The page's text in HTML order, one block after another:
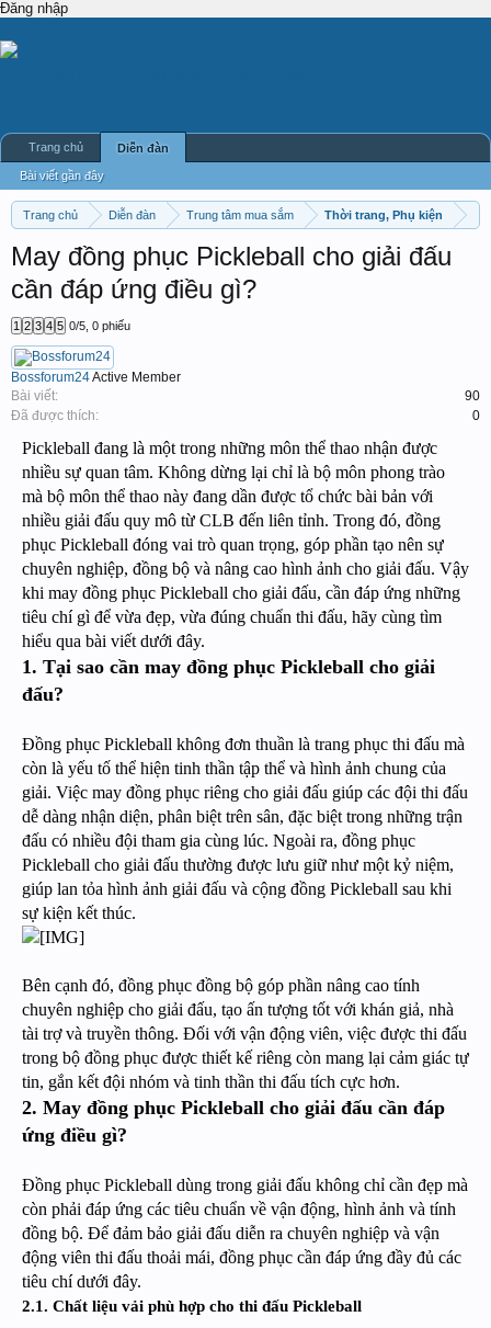
Đăng nhập
Trang chủ Diễn đàn Trung tâm mua sắm Thời trang, Phụ kiện
May đồng phục Pickleball cho giải đấu
cần đáp ứng điều gì?
1 2 3 4 5 0/5 0 phiếu
Bossforum24Active Member
Bài viết:
90
Đã được thích:
0
Pickleball đang là một trong những môn thể thao nhận được
nhiều sự quan tâm. Không dừng lại chỉ là bộ môn phong trào
mà bộ môn thể thao này đang dần được tổ chức bài bản với
nhiều giải đấu quy mô từ CLB đến liên tỉnh. Trong đó, đồng
phục Pickleball đóng vai trò quan trọng, góp phần tạo nên sự
chuyên nghiệp, đồng bộ và nâng cao hình ảnh cho giải đấu. Vậy
khi may đồng phục Pickleball cho giải đấu, cần đáp ứng những
tiêu chí gì để vừa đẹp, vừa đúng chuẩn thi đấu, hãy cùng tìm
hiểu qua bài viết dưới đây.
1. Tại sao cần may đồng phục Pickleball cho giải
đấu?
Đồng phục Pickleball không đơn thuần là trang phục thi đấu mà
còn là yếu tố thể hiện tinh thần tập thể và hình ảnh chung của
giải. Việc may đồng phục riêng cho giải đấu giúp các đội thi đấu
dễ dàng nhận diện, phân biệt trên sân, đặc biệt trong những trận
đấu có nhiều đội tham gia cùng lúc. Ngoài ra, đồng phục
Pickleball cho giải đấu thường được lưu giữ như một kỷ niệm,
giúp lan tỏa hình ảnh giải đấu và cộng đồng Pickleball sau khi
sự kiện kết thúc.
Bên cạnh đó, đồng phục đồng bộ góp phần nâng cao tính
chuyên nghiệp cho giải đấu, tạo ấn tượng tốt với khán giả, nhà
tài trợ và truyền thông. Đối với vận động viên, việc được thi đấu
trong bộ đồng phục được thiết kế riêng còn mang lại cảm giác tự
tin, gắn kết đội nhóm và tinh thần thi đấu tích cực hơn.
2. May đồng phục Pickleball cho giải đấu cần đáp
ứng điều gì?
Đồng phục Pickleball dùng trong giải đấu không chỉ cần đẹp mà
còn phải đáp ứng các tiêu chuẩn về vận động, hình ảnh và tính
đồng bộ. Để đảm bảo giải đấu diễn ra chuyên nghiệp và vận
động viên thi đấu thoải mái, đồng phục cần đáp ứng đầy đủ các
tiêu chí dưới đây.
2.1. Chất liệu vải phù hợp cho thi đấu Pickleball
Trang chủ Diễn đàn
Bài viết gần đây